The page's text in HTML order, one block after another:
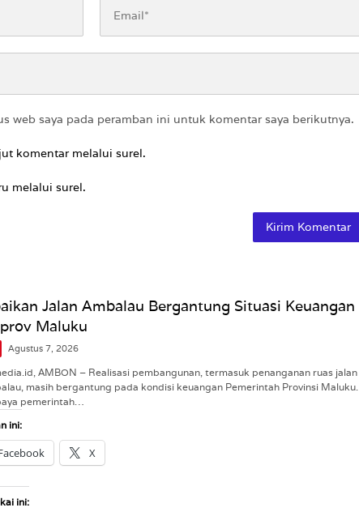
web saya pada peramban ini untuk komentar saya berikutnya.
komentar melalui surel.
melalui surel.
Jalan Ambalau Bergantung Situasi Keuangan
Maluku
Agustus 7, 2026
AMBON – Realisasi pembangunan, termasuk penanganan ruas jalan
masih bergantung pada kondisi keuangan Pemerintah Provinsi Maluku.
pemerintah…
ini:
X
ini: